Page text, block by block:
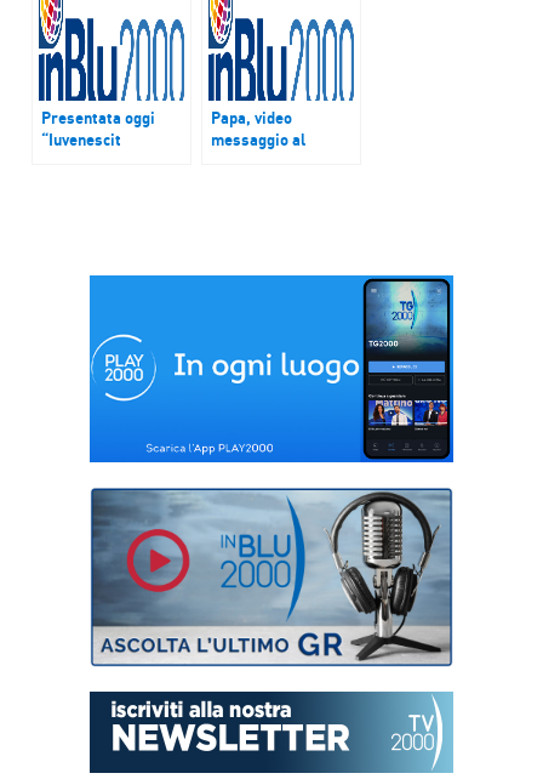
Presentata oggi
“Iuvenescit
Papa, video
messaggio al